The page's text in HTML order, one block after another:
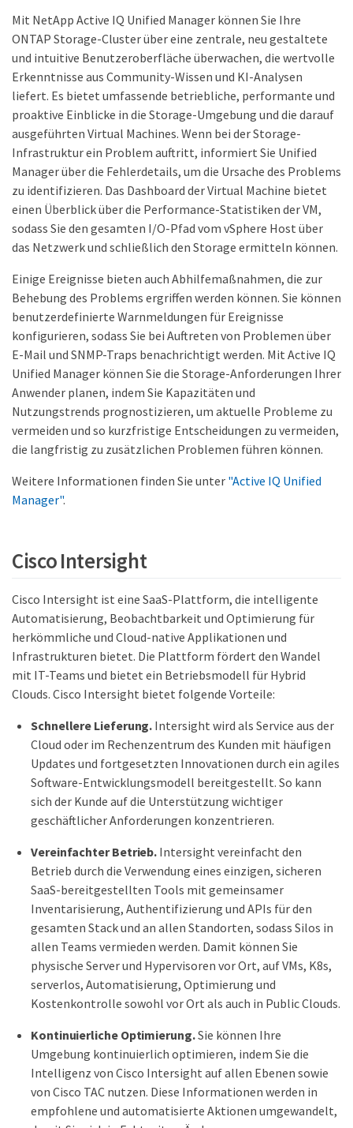
Mit NetApp Active IQ Unified Manager können Sie Ihre
ONTAP Storage-Cluster über eine zentrale, neu gestaltete
und intuitive Benutzeroberfläche überwachen, die wertvolle
Erkenntnisse aus Community-Wissen und KI-Analysen
liefert. Es bietet umfassende betriebliche, performante und
proaktive Einblicke in die Storage-Umgebung und die darauf
ausgeführten Virtual Machines. Wenn bei der Storage-
Infrastruktur ein Problem auftritt, informiert Sie Unified
Manager über die Fehlerdetails, um die Ursache des Problems
zu identifizieren. Das Dashboard der Virtual Machine bietet
einen Überblick über die Performance-Statistiken der VM,
sodass Sie den gesamten I/O-Pfad vom vSphere Host über
das Netzwerk und schließlich den Storage ermitteln können.
Einige Ereignisse bieten auch Abhilfemaßnahmen, die zur
Behebung des Problems ergriffen werden können. Sie können
benutzerdefinierte Warnmeldungen für Ereignisse
konfigurieren, sodass Sie bei Auftreten von Problemen über
E-Mail und SNMP-Traps benachrichtigt werden. Mit Active IQ
Unified Manager können Sie die Storage-Anforderungen Ihrer
Anwender planen, indem Sie Kapazitäten und
Nutzungstrends prognostizieren, um aktuelle Probleme zu
vermeiden und so kurzfristige Entscheidungen zu vermeiden,
die langfristig zu zusätzlichen Problemen führen können.
Weitere Informationen finden Sie unter "Active IQ Unified
Manager".
Cisco Intersight
Cisco Intersight ist eine SaaS-Plattform, die intelligente
Automatisierung, Beobachtbarkeit und Optimierung für
herkömmliche und Cloud-native Applikationen und
Infrastrukturen bietet. Die Plattform fördert den Wandel
mit IT-Teams und bietet ein Betriebsmodell für Hybrid
Clouds. Cisco Intersight bietet folgende Vorteile:
Schnellere Lieferung. Intersight wird als Service aus der
Cloud oder im Rechenzentrum des Kunden mit häufigen
Updates und fortgesetzten Innovationen durch ein agiles
Software-Entwicklungsmodell bereitgestellt. So kann
sich der Kunde auf die Unterstützung wichtiger
geschäftlicher Anforderungen konzentrieren.
Vereinfachter Betrieb. Intersight vereinfacht den
Betrieb durch die Verwendung eines einzigen, sicheren
SaaS-bereitgestellten Tools mit gemeinsamer
Inventarisierung, Authentifizierung und APIs für den
gesamten Stack und an allen Standorten, sodass Silos in
allen Teams vermieden werden. Damit können Sie
physische Server und Hypervisoren vor Ort, auf VMs, K8s,
serverlos, Automatisierung, Optimierung und
Kostenkontrolle sowohl vor Ort als auch in Public Clouds.
Kontinuierliche Optimierung.Sie können Ihre
Umgebung kontinuierlich optimieren, indem Sie die
Intelligenz von Cisco Intersight auf allen Ebenen sowie
von Cisco TAC nutzen. Diese Informationen werden in
empfohlene und automatisierte Aktionen umgewandelt,